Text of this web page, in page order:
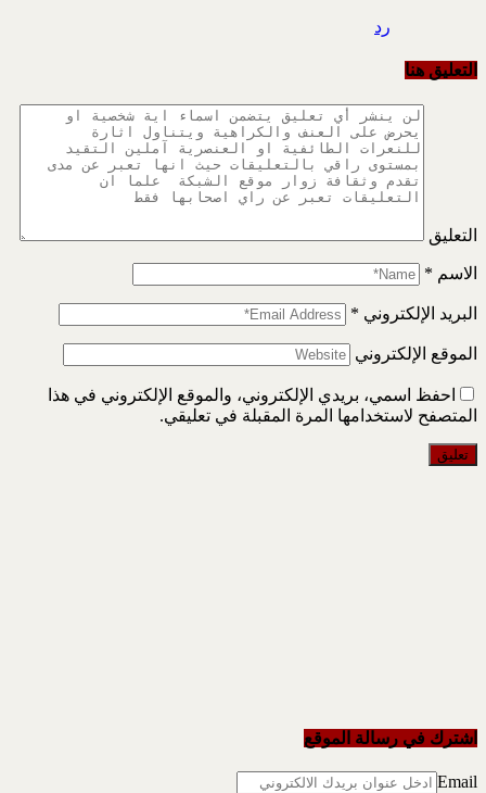
رد
التعليق هنا
التعليق
الاسم *
البريد الإلكتروني *
الموقع الإلكتروني
احفظ اسمي، بريدي الإلكتروني، والموقع الإلكتروني في هذا
المتصفح لاستخدامها المرة المقبلة في تعليقي.
اشترك في رسالة الموقع
Email